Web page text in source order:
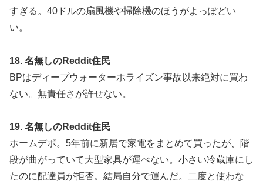
すぎる。40ドルの扇風機や掃除機のほうがよっぽどい
い。
18. 名無しのReddit住民
BPはディープウォーターホライズン事故以来絶対に買わ
ない。無責任さが許せない。
19. 名無しのReddit住民
ホームデポ。5年前に新居で家電をまとめて買ったが、階
段が曲がっていて大型家具が運べない。小さい冷蔵庫にし
たのに配達員が拒否。結局自分で運んだ。二度と使わな